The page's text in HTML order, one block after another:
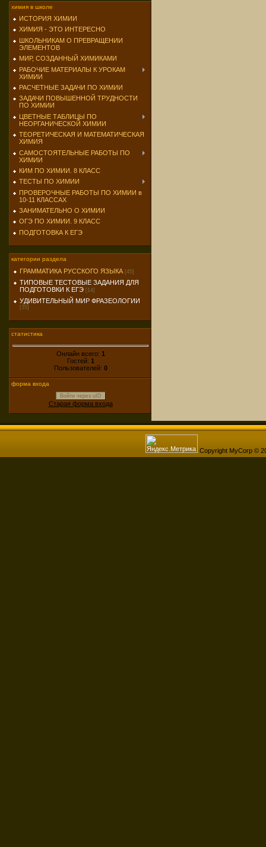
химия в школе
ИСТОРИЯ ХИМИИ
ХИМИЯ - ЭТО ИНТЕРЕСНО
ШКОЛЬНИКАМ О ПРЕВРАЩЕНИИ
ЭЛЕМЕНТОВ
МИР, СОЗДАННЫЙ ХИМИКАМИ
РАБОЧИЕ МАТЕРИАЛЫ К УРОКАМ
ХИМИИ
РАСЧЕТНЫЕ ЗАДАЧИ ПО ХИМИИ
ЗАДАЧИ ПОВЫШЕННОЙ ТРУДНОСТИ
ПО ХИМИИ
ЦВЕТНЫЕ ТАБЛИЦЫ ПО
НЕОРГАНИЧЕСКОЙ ХИМИИ
ТЕОРЕТИЧЕСКАЯ И МАТЕМАТИЧЕСКАЯ
ХИМИЯ
САМОСТОЯТЕЛЬНЫЕ РАБОТЫ ПО
ХИМИИ
КИМ ПО ХИМИИ. 8 КЛАСС
ТЕСТЫ ПО ХИМИИ
ПРОВЕРОЧНЫЕ РАБОТЫ ПО ХИМИИ в
10-11 КЛАССАХ
ЗАНИМАТЕЛЬНО О ХИМИИ
ОГЭ ПО ХИМИИ. 9 КЛАСС
ПОДГОТОВКА К ЕГЭ
категории раздела
ГРАММАТИКА РУССКОГО ЯЗЫКА [45]
ТИПОВЫЕ ТЕСТОВЫЕ ЗАДАНИЯ ДЛЯ
ПОДГОТОВКИ К ЕГЭ [14]
УДИВИТЕЛЬНЫЙ МИР ФРАЗЕОЛОГИИ
[35]
статистика
Онлайн всего: 1
Гостей: 1
Пользователей: 0
форма входа
Войти через uID
Старая форма входа
Copyright MyCorp ©